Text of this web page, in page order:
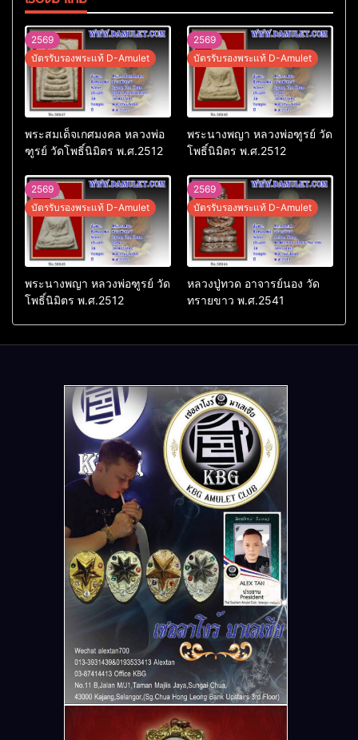
2569
บัตรรับรองพระแท้ D-Amulet
พระสมเด็จเกศมงคล หลวงพ่อ
ฑูรย์ วัดโพธิ์นิมิตร พ.ศ.2512
2569
บัตรรับรองพระแท้ D-Amulet
พระนางพญา หลวงพ่อฑูรย์ วัด
โพธิ์นิมิตร พ.ศ.2512
2569
บัตรรับรองพระแท้ D-Amulet
พระนางพญา หลวงพ่อฑูรย์ วัด
โพธิ์นิมิตร พ.ศ.2512
2569
บัตรรับรองพระแท้ D-Amulet
หลวงปู่ทวด อาจารย์นอง วัด
ทรายขาว พ.ศ.2541